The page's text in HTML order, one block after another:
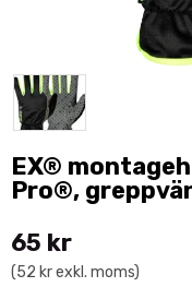
EX®
Pro®,
65 kr
(52 kr exkl. moms)